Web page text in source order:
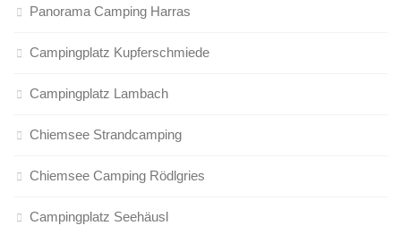
Panorama Camping Harras
Campingplatz Kupferschmiede
Campingplatz Lambach
Chiemsee Strandcamping
Chiemsee Camping Rödlgries
Campingplatz Seehäusl